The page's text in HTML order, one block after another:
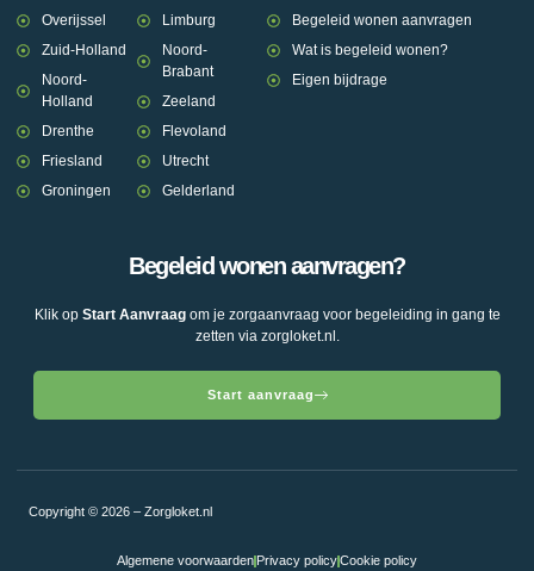
Overijssel
Zuid-Holland
Noord-
Holland
Drenthe
Friesland
Groningen
Limburg
Noord-
Brabant
Zeeland
Flevoland
Utrecht
Gelderland
Begeleid wonen aanvragen
Wat is begeleid wonen?
Eigen bijdrage
Begeleid wonen aanvragen?
Klik op Start Aanvraagom je zorgaanvraag voor begeleiding in gang te
zetten via zorgloket.nl.
Start aanvraag
Copyright © 2026 – Zorgloket.nl
Algemene voorwaarden Privacy policyCookie policy